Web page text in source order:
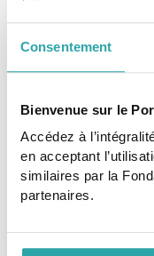
Consentement
Bienvenue sur le
Accédez à
en acceptant
similaires par la
partenaires.
label fondation du
Copyright : ©Frizzzy